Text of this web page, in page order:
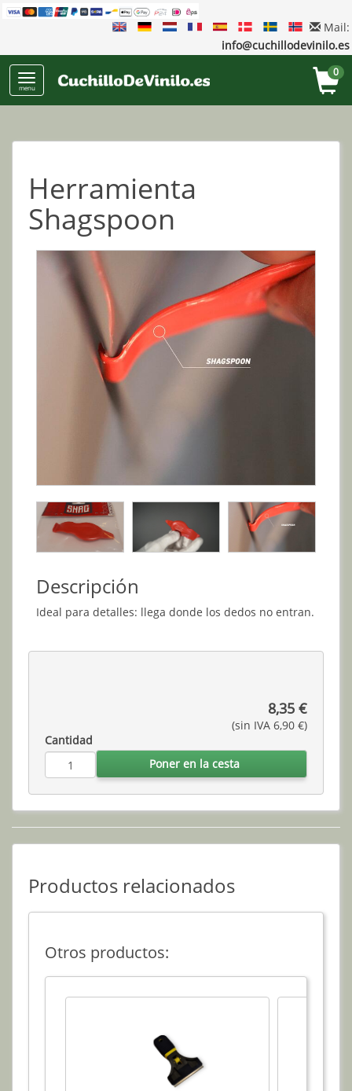
Mail:
info@cuchillodevinilo.es
menu
0
Herramienta
Shagspoon
Descripción
Ideal para detalles: llega donde los dedos no entran.
8,35 €
(sin IVA 6,90 €)
Cantidad
Poner en la cesta
Productos relacionados
Otros productos: